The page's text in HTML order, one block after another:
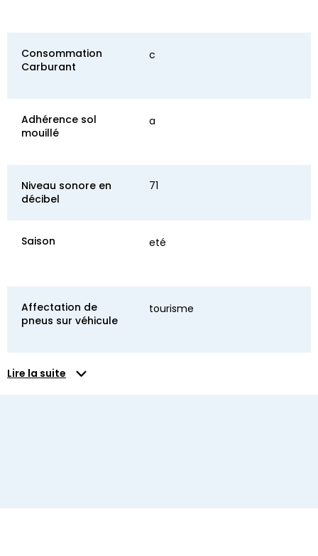
Consommation
Carburant
c
Adhérence sol
mouillé
a
Niveau sonore en
décibel
71
Saison eté
Affectation de
pneus sur véhicule
tourisme
Lire la suite